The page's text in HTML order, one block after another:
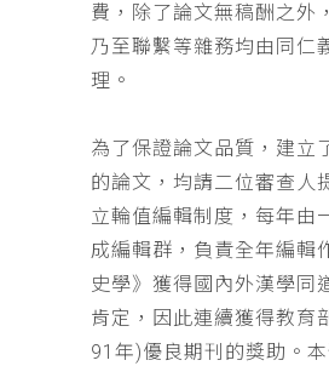
費，除了論文無稿酬之外
乃至聯繫等雜務均由同仁
理。
為了保證論文品質，建立
的論文，均請二位審查人
立輪值編輯制度，每年由
成編輯群，負責全年編輯
史學》獲得國內外漢學同
肯定，因此連續獲得教
91年)優良期刊的獎助。